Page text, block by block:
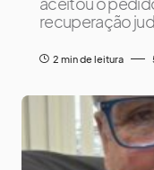
recuperação
2 min de leitura